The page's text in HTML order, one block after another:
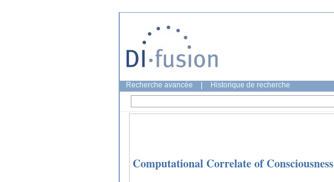
Recherche avancée Historique de recherche
Computational Correlate of Consciousness